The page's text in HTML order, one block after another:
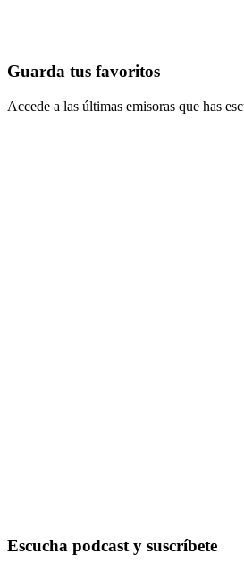
Guarda tus favoritos
Accede a las últimas emisoras que has
Escucha podcast y suscríbete